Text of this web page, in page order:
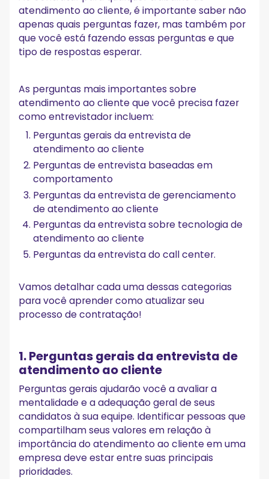
atendimento ao cliente, é importante saber não
apenas quais perguntas fazer, mas também por
que você está fazendo essas perguntas e que
tipo de respostas esperar.
As perguntas mais importantes sobre
atendimento ao cliente que você precisa fazer
como entrevistador incluem:
Perguntas gerais da entrevista de
atendimento ao cliente
Perguntas de entrevista baseadas em
comportamento
Perguntas da entrevista de gerenciamento
de atendimento ao cliente
Perguntas da entrevista sobre tecnologia de
atendimento ao cliente
Perguntas da entrevista do call center.
Vamos detalhar cada uma dessas categorias
para você aprender como atualizar seu
processo de contratação!
1. Perguntas gerais da entrevista de
atendimento ao cliente
Perguntas gerais ajudarão você a avaliar a
mentalidade e a adequação geral de seus
candidatos à sua equipe. Identificar pessoas que
compartilham seus valores em relação à
importância do atendimento ao cliente em uma
empresa deve estar entre suas principais
prioridades.